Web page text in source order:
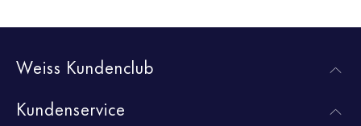
Weiss Kundenclub
Kundenservice